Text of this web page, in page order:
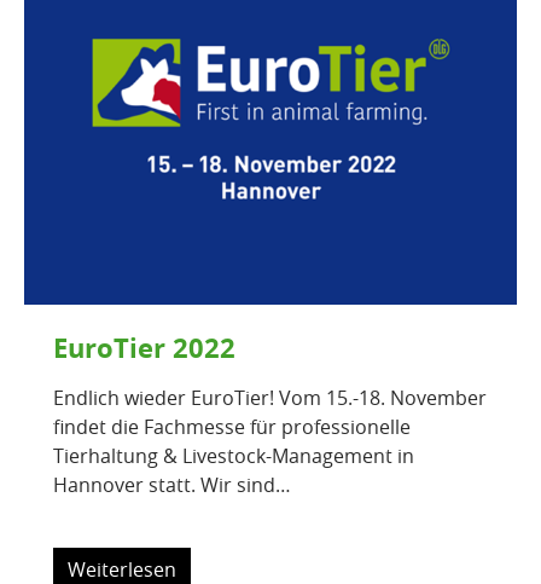
EuroTier 2022
Endlich wieder EuroTier! Vom 15.-18. November
findet die Fachmesse für professionelle
Tierhaltung & Livestock-Management in
Hannover statt. Wir sind…
Weiterlesen